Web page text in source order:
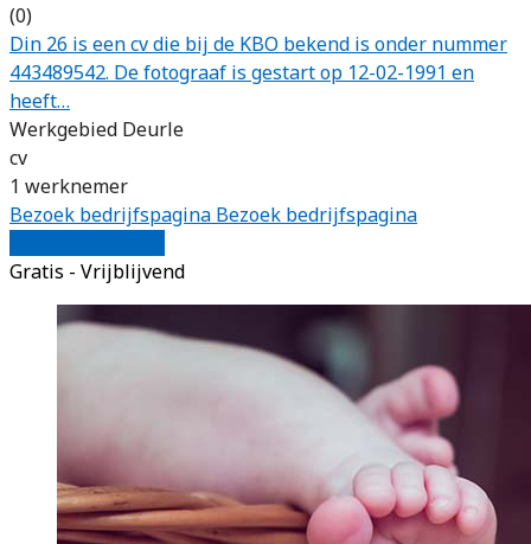
(0)
Din 26 is een cv die bij de KBO bekend is onder nummer
443489542. De fotograaf is gestart op 12-02-1991 en
heeft…
Werkgebied Deurle
cv
1 werknemer
Bezoek bedrijfspagina Bezoek bedrijfspagina
Gratis - Vrijblijvend